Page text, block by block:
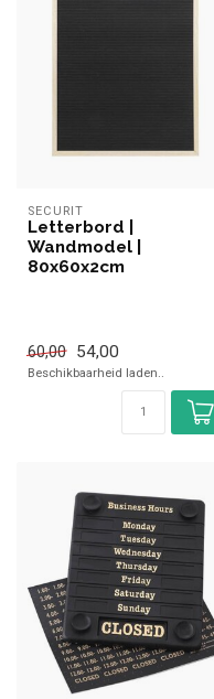
SECURIT
Letterbord |
Wandmodel |
80x60x2cm
60,00 54,00
Beschikbaarheid laden..